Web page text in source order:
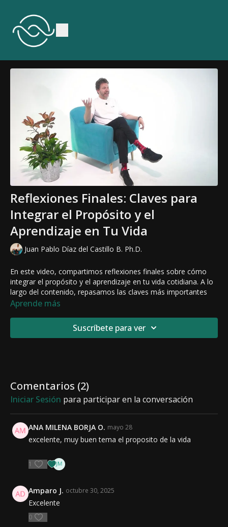
Reflexiones Finales: Claves para
Integrar el Propósito y el
Aprendizaje en Tu Vida
Juan Pablo Díaz del Castillo B. Ph.D.
En este video, compartimos reflexiones finales sobre cómo
integrar el propósito y el aprendizaje en tu vida cotidiana. A lo
largo del contenido, repasamos las claves más importantes
que te ayudarán a conectar con tu propósito personal y a
mantenerte enfocado en lo que realmente importa,
asegurando que el aprendizaje continúe guiando tu camino
hacia una vida plena y con sentido.
Si estás buscando maneras de consolidar todo lo que has
aprendido sobre tu propósito y cómo vivir con intención, este
video te proporcionará una guía clara para hacer esa
reflexionado y comenzar a vivir con mayor profundidad,
Aprende más
Suscríbete para ver
Comentarios (2)
Iniciar Sesión para participar en la conversación
ANA MILENA BORJA O. mayo 28
excelente, muy buen tema el proposito de la vida
1
Amparo J. octubre 30, 2025
Excelente
0